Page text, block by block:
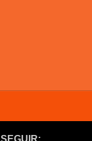
SEGUIR: